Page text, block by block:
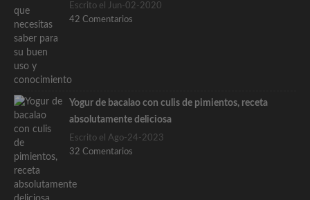
Escrito el Jun-02-2020
42 Comentarios
Yogur de bacalao con culis de pimientos, receta
absolutamente deliciosa
Escrito el Ago-24-2023
32 Comentarios